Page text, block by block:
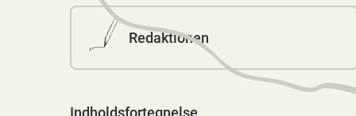
Redaktionen
Indholdsfortegnelse